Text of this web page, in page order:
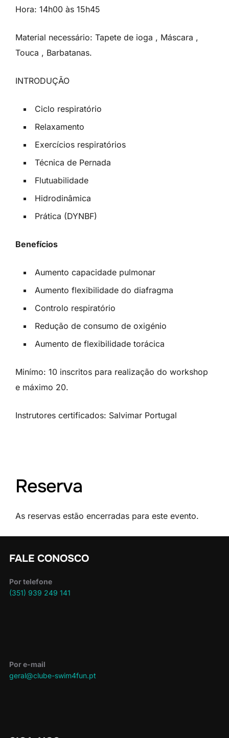
Hora: 14h00 às 15h45
Material necessário: Tapete de ioga , Máscara ,
Touca , Barbatanas.
INTRODUÇÃO
Ciclo respiratório
Relaxamento
Exercícios respiratórios
Técnica de Pernada
Flutuabilidade
Hidrodinâmica
Prática (DYNBF)
Benefícios
Aumento capacidade pulmonar
Aumento flexibilidade do diafragma
Controlo respiratório
Redução de consumo de oxigénio
Aumento de flexibilidade torácica
Minímo: 10 inscritos para realização do workshop
e máximo 20.
Instrutores certificados: Salvimar Portugal
Reserva
As reservas estão encerradas para este evento.
FALE CONOSCO
Por telefone
(351) 939 249 141
Por e-mail
geral@clube-swim4fun.pt